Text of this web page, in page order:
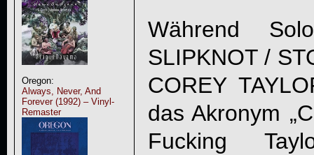
Oregon:
Always, Never, And
Forever (1992) – Vinyl-
Remaster
Während
SLIPKNOT /
COREY
das Akronym
Fucking